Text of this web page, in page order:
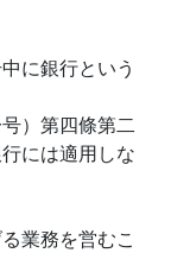
に銀行という
）第四條第二
には適用しな
業務を営むこ